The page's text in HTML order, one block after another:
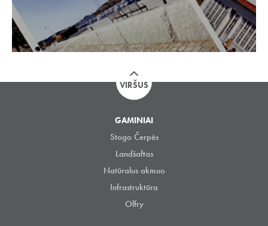
VIRŠUS
GAMINIAI
Stogo Čerpės
Landšaftas
Natūralus akmuo
Infrastruktūra
Olfry